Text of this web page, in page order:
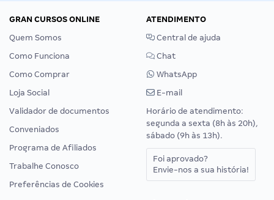
GRAN CURSOS ONLINE
Quem Somos
Como Funciona
Como Comprar
Loja Social
Validador de documentos
Conveniados
Programa de Afiliados
Trabalhe Conosco
Preferências de Cookies
ATENDIMENTO
Central de ajuda
Chat
WhatsApp
E-mail
Horário de atendimento:
segunda a sexta (8h às 20h),
sábado (9h às 13h).
Foi aprovado?
Envie-nos a sua história!